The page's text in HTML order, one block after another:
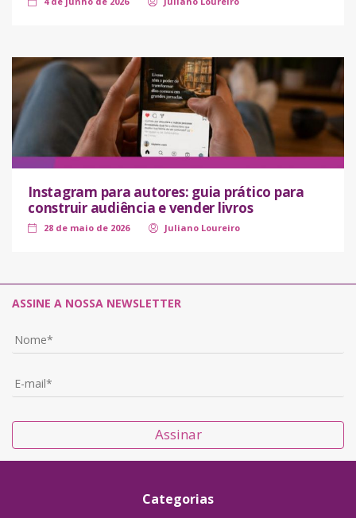
Instagram para autores: guia prático para
construir audiência e vender livros
28 de maio de 2026 Juliano Loureiro
ASSINE A NOSSA NEWSLETTER
Assinar
Categorias